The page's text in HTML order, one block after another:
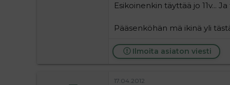
Esikoinenkin täyttää jo 11v...
Pääsenköhän mä ikinä yli
Ilmoita asiaton viesti
17.04.2012